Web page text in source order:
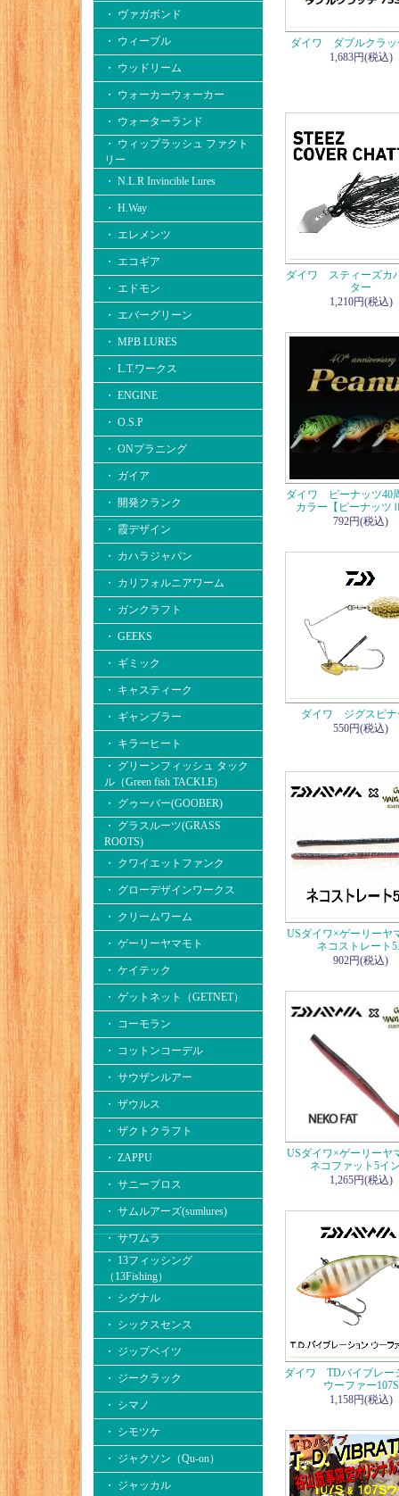
・ ヴァガボンド
・ ウィーブル
・ ウッドリーム
・ ウォーカーウォーカー
・ ウォーターランド
・ ウィップラッシュ ファクト
リー
・ N.L.R Invincible Lures
・ H.Way
・ エレメンツ
・ エコギア
・ エドモン
・ エバーグリーン
・ MPB LURES
・ L.T.ワークス
・ ENGINE
・ O.S.P
・ ONプラニング
・ ガイア
・ 開発クランク
・ 霞デザイン
・ カハラジャパン
・ カリフォルニアワーム
・ ガンクラフト
・ GEEKS
・ ギミック
・ キャスティーク
・ ギャンブラー
・ キラーヒート
・ グリーンフィッシュ タック
ル（Green fish TACKLE)
・ グゥーバー(GOOBER)
・ グラスルーツ(GRASS
ROOTS)
・ クワイエットファンク
・ グローデザインワークス
・ クリームワーム
・ ゲーリーヤマモト
・ ケイテック
・ ゲットネット（GETNET）
・ コーモラン
・ コットンコーデル
・ サウザンルアー
・ ザウルス
・ ザクトクラフト
・ ZAPPU
・ サニーブロス
・ サムルアーズ(sumlures)
・ サワムラ
・ 13フィッシング
（13Fishing）
・ シグナル
・ シックスセンス
・ ジップベイツ
・ ジークラック
・ シマノ
・ シモツケ
・ ジャクソン（Qu-on）
・ ジャッカル
ダイワ ダブルクラッ
1,683円(税込)
ダイワ スティーズカ
ター
1,210円(税込)
ダイワ ピーナッツ40
カラー【ピーナッツ
792円(税込)
ダイワ ジグスピナ
550円(税込)
USダイワ×ゲーリー
ネコストレート
902円(税込)
USダイワ×ゲーリー
ネコファット5イ
1,265円(税込)
ダイワ TDバイブレー
ウーファー107S
1,158円(税込)